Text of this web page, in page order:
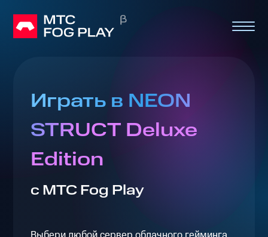
Играть в NEON
STRUCT Deluxe
Edition
с МТС Fog Play